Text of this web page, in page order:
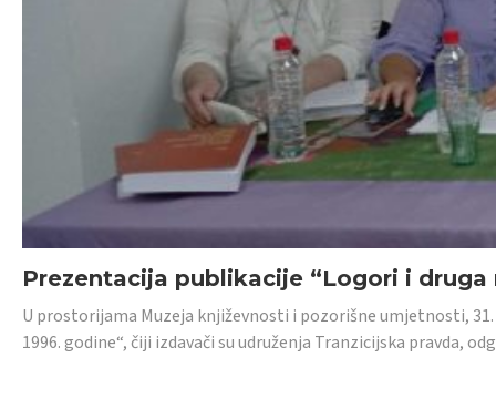
Prezentacija publikacije “Logori i druga
U prostorijama Muzeja književnosti i pozorišne umjetnosti,
1996. godine“, čiji izdavači su udruženja Tranzicijska pravda,